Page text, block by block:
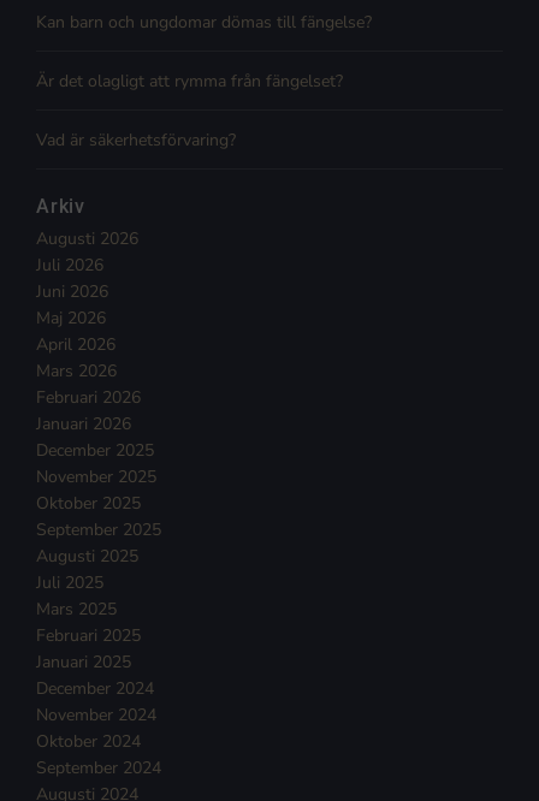
Kan barn och ungdomar dömas till fängelse?
Är det olagligt att rymma från fängelset?
Vad är säkerhetsförvaring?
Arkiv
Augusti 2026
Juli 2026
Juni 2026
Maj 2026
April 2026
Mars 2026
Februari 2026
Januari 2026
December 2025
November 2025
Oktober 2025
September 2025
Augusti 2025
Juli 2025
Mars 2025
Februari 2025
Januari 2025
December 2024
November 2024
Oktober 2024
September 2024
Augusti 2024